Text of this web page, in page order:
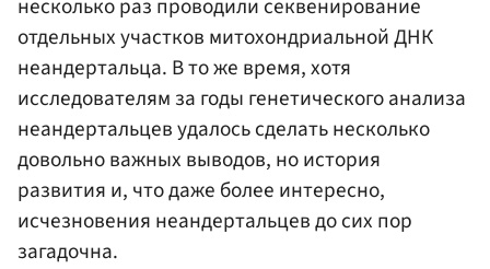
несколько раз проводили секвенирование
отдельных участков митохондриальной ДНК
неандертальца. В то же время, хотя
исследователям за годы генетического анализа
неандертальцев удалось сделать несколько
довольно важных выводов, но история
развития и, что даже более интересно,
исчезновения неандертальцев до сих пор
загадочна.